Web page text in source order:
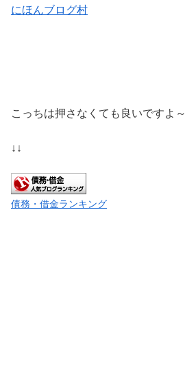
にほんブログ村
こっちは押さなくても良いですよ～
↓↓
債務・借金ランキング